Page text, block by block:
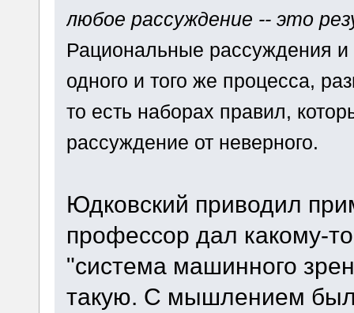
любое рассуждение -- это
Рациональные рассуждения и
одного и того же процесса,
то есть наборах правил,
рассуждение от неверного.
Юдковский приводил
профессор дал какому-
"система машинного
такую. С мышлением